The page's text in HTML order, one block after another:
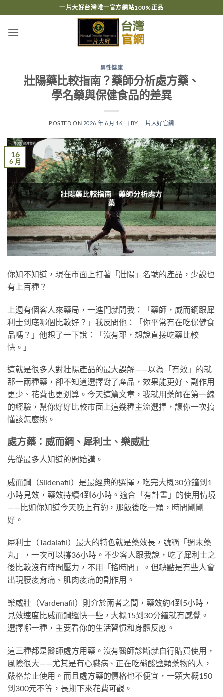
轉
一片大好台灣唯一官方網站100%正品
男性健康
壯陽藥比較指南？藥師分析處方藥、
學名藥與保健食品的差異
POSTED ON 2026 年 6 月 16 日 BY一片大好官網
16
6 月
你知不知道，現在市面上打著「壯陽」名號的產品，少說也
有上百種？
上週有個客人來藥局，一進門就問我：「藥師，威而鋼跟犀
利士到底哪個比較好？」我反問他：「你平常有在吃保健食
品嗎？」他想了一下說：「沒有耶，想說直接吃藥比較
快。」
這就是很多人對壯陽產品的最大誤解——以為「有效」的就
那一兩種藥，卻不知道選擇對了產品，效果能更好、副作用
更少、花費也更划算。今天這篇文章，我就用藥師在第一線
的經驗，幫你好好比較市面上這幾種主流選擇，讓你一次搞
懂該怎麼挑。
處方藥：威而鋼、犀利士、樂威壯
先從最多人知道的開始講。
威而鋼（Sildenafil）是最經典的選擇，吃完大概30分鐘到1
小時見效，藥效持續4到6小時。適合「有計畫」的使用情境
——比如你知道今天晚上有約，那飯後吃一顆，時間剛剛
好。
犀利士（Tadalafil）最大的特色就是藥效長，號稱「週末藥
丸」，一次可以撐36小時。不少客人跟我說，吃了犀利士之
後比較沒有時間壓力，不用「掐時間」。但缺點是有些人會
出現腰痠背痛、肌肉痠痛的副作用。
樂威壯（Vardenafil）則介於兩者之間，藥效約4到5小時，
見效速度比威而鋼還快一些，大概15到30分鐘就有感覺。
選擇哪一種，主要看你的生活習慣和身體反應。
這三種都是醫師處方用藥。沒有醫師診斷就自行購買使用，
風險很大——尤其是有心臟病、正在吃硝酸鹽類藥物的人，
嚴格禁止使用。而且處方藥的價格也不便宜，一顆大概150
到300元不等，長期下來花費可觀。